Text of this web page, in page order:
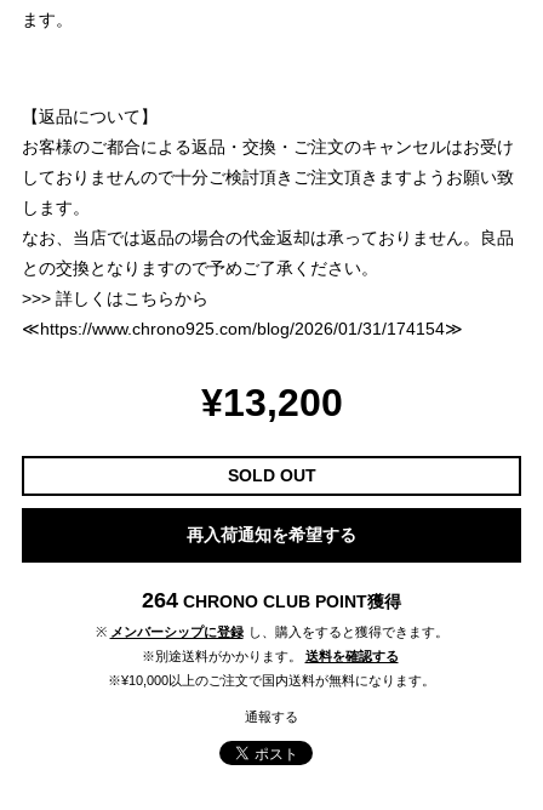
ます。
【返品について】
お客様のご都合による返品・交換・ご注文のキャンセルはお受け
しておりませんので十分ご検討頂きご注文頂きますようお願い致
します。
なお、当店では返品の場合の代金返却は承っておりません。良品
との交換となりますので予めご了承ください。
>>> 詳しくはこちらから
≪https://www.chrono925.com/blog/2026/01/31/174154≫
¥13,200
SOLD OUT
再入荷通知を希望する
264 CHRONO CLUB POINT獲得
※ メンバーシップに登録 し、購入をすると獲得できます。
※別途送料がかかります。
送料を確認する
※¥10,000以上のご注文で国内送料が無料になります。
通報する